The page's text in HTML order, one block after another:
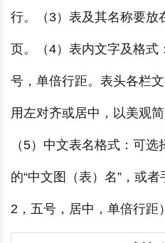
行。（3）表及其名称要放
页。（4）表内文字及格式
号，单倍行距。表头各栏
用左对齐或居中，以美观
（5）中文表名格式：可
的“中文图（表）名”，或
2，五号，居中，单倍行距